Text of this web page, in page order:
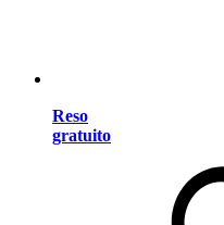
Reso
gratuito